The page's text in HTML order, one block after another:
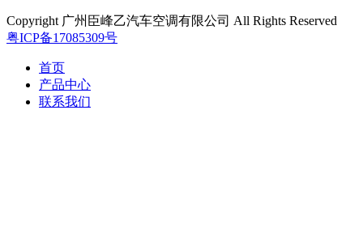
Copyright 广州臣峰乙汽车空调有限公司 All Rights Reserved
粤ICP备17085309号
首页
产品中心
联系我们